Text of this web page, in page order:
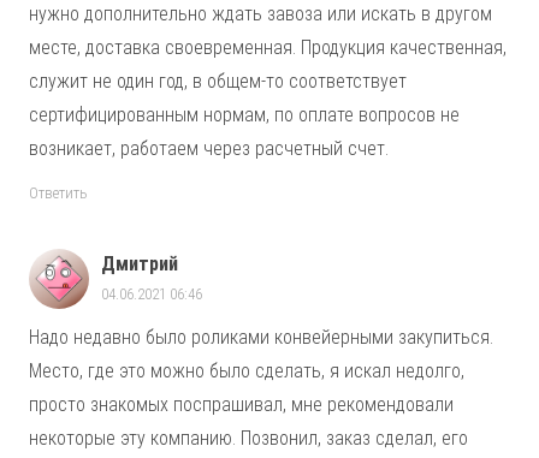
нужно дополнительно ждать завоза или искать в другом
месте, доставка своевременная. Продукция качественная,
служит не один год, в общем-то соответствует
сертифицированным нормам, по оплате вопросов не
возникает, работаем через расчетный счет.
Ответить
Дмитрий
04.06.2021 06:46
Надо недавно было роликами конвейерными закупиться.
Место, где это можно было сделать, я искал недолго,
просто знакомых поспрашивал, мне рекомендовали
некоторые эту компанию. Позвонил, заказ сделал, его